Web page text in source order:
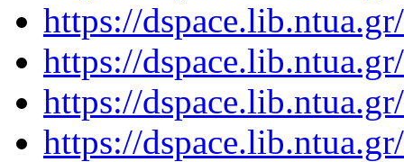
https://
https://
https://
https://